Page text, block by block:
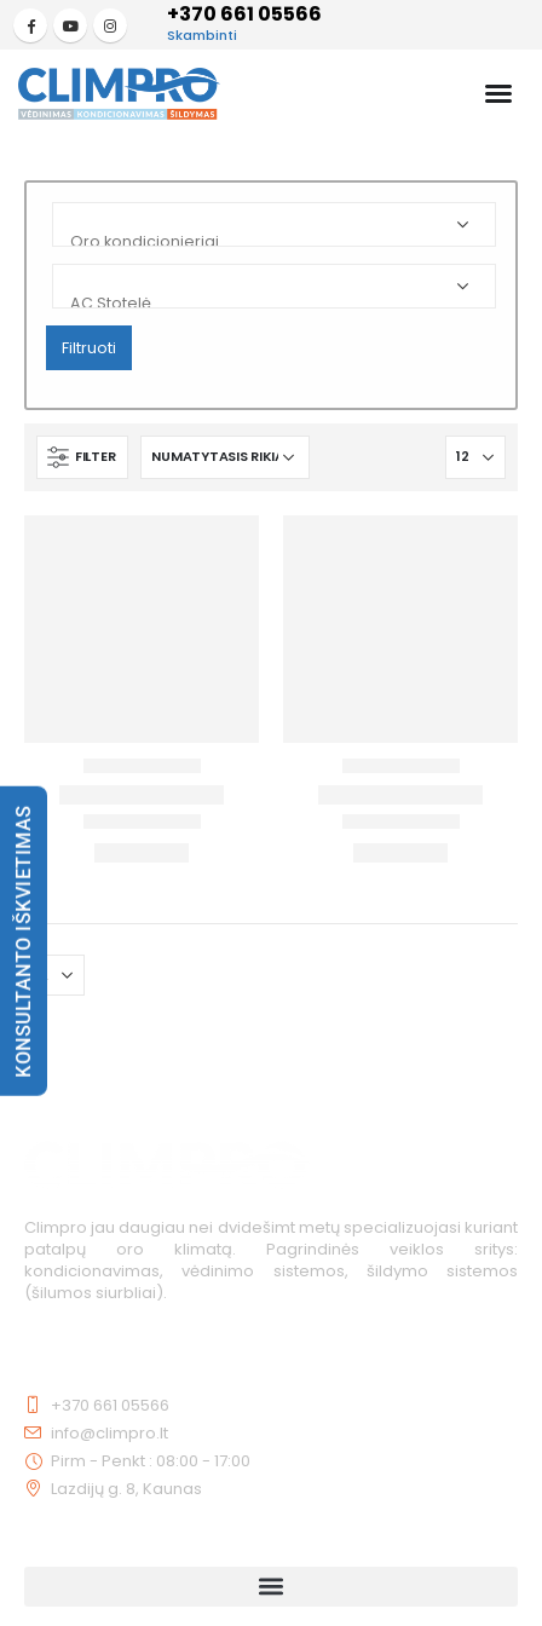
+370 661 05566
Skambinti
Filtruoti
FILTER
Climpro jau daugiau nei dvidešimt metų specializuojasi kuriant
patalpų oro klimatą. Pagrindinės veiklos sritys:
kondicionavimas, vėdinimo sistemos, šildymo sistemos
(šilumos siurbliai).
+370 661 05566
info@climpro.lt
Pirm - Penkt : 08:00 - 17:00
Lazdijų g. 8, Kaunas
KONSULTANTO IŠKVIETIMAS